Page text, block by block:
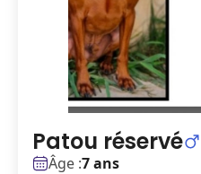
Patou réservé
Âge :7 ans